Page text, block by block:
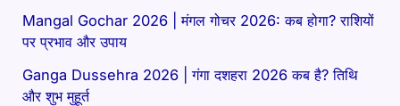
Mangal Gochar 2026 | मंगल गोचर 2026: कब होगा? राशियों
पर प्रभाव और उपाय
Ganga Dussehra 2026 | गंगा दशहरा 2026 कब है? तिथि
और शुभ मुहूर्त